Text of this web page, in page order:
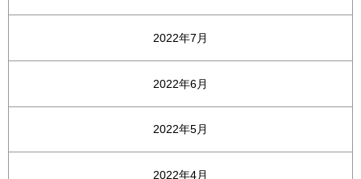
2022年7月
2022年6月
2022年5月
2022年4月